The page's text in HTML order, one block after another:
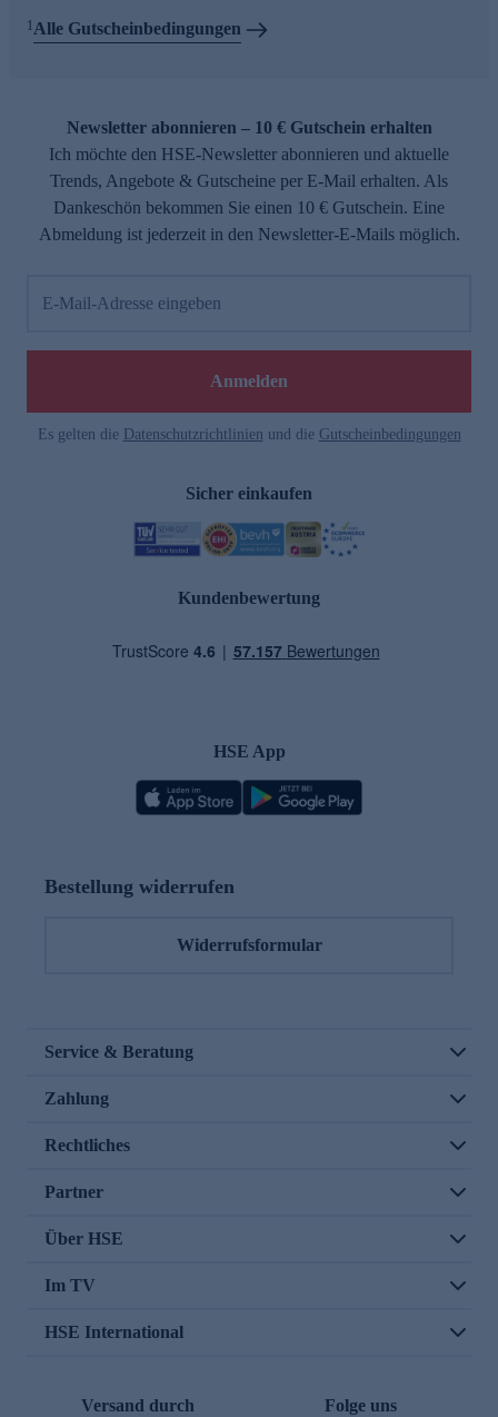
1 Alle Gutscheinbedingungen
Newsletter abonnieren – 10 € Gutschein erhalten
Ich möchte den HSE-Newsletter abonnieren und aktuelle
Trends, Angebote & Gutscheine per E-Mail erhalten. Als
Dankeschön bekommen Sie einen 10 € Gutschein. Eine
Abmeldung ist jederzeit in den Newsletter-E-Mails möglich.
E-Mail-Adresse eingeben
Anmelden
Es gelten die Datenschutzrichtlinien und die Gutscheinbedingungen
Sicher einkaufen
Kundenbewertung
HSE App
Bestellung widerrufen
Widerrufsformular
Service & Beratung
Zahlung
Rechtliches
Partner
Über HSE
Im TV
HSE International
Versand durch Folge uns